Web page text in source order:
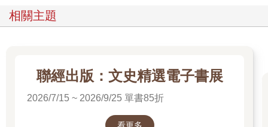
相關主題
聯經出版：文史精選電子書展
2026/7/15 ~ 2026/9/25 單書85折